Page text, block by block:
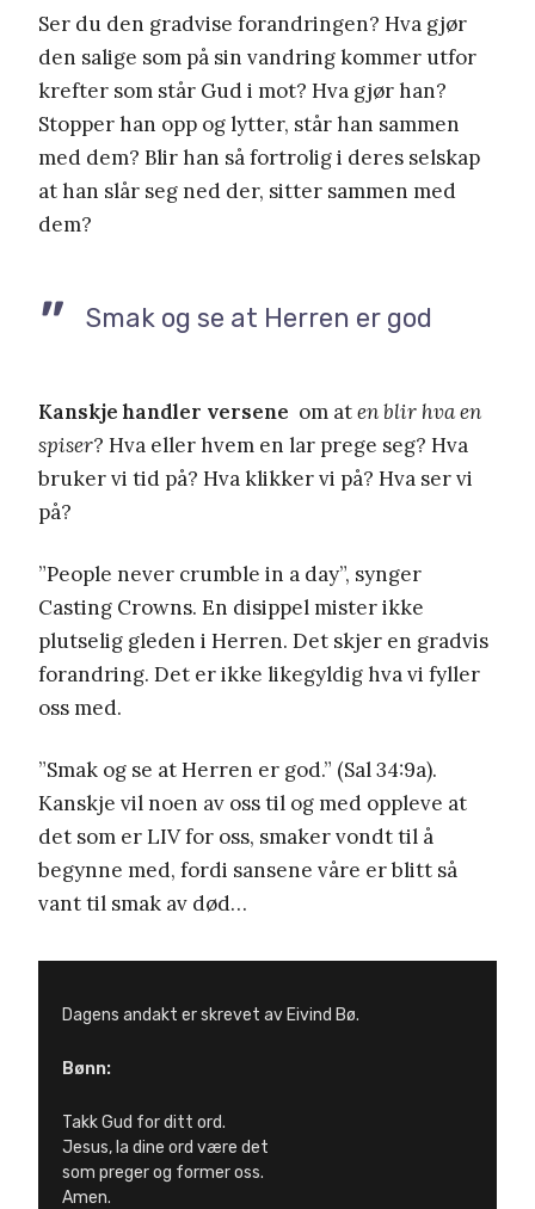
Ser du den gradvise forandringen? Hva gjør
den salige som på sin vandring kommer utfor
krefter som står Gud i mot? Hva gjør han?
Stopper han opp og lytter, står han sammen
med dem? Blir han så fortrolig i deres selskap
at han slår seg ned der, sitter sammen med
dem?
Smak og se at Herren er god
Kanskje handler versene om aten blir hva en
spiser? Hva eller hvem en lar prege seg? Hva
bruker vi tid på? Hva klikker vi på? Hva ser vi
på?
”People never crumble in a day”, synger
Casting Crowns. En disippel mister ikke
plutselig gleden i Herren. Det skjer en gradvis
forandring. Det er ikke likegyldig hva vi fyller
oss med.
”Smak og se at Herren er god.” (Sal 34:9a).
Kanskje vil noen av oss til og med oppleve at
det som er LIV for oss, smaker vondt til å
begynne med, fordi sansene våre er blitt så
vant til smak av død…
Dagens andakt er skrevet av Eivind Bø.
Bønn:
Takk Gud for ditt ord.
Jesus, la dine ord være det
som preger og former oss.
Amen.